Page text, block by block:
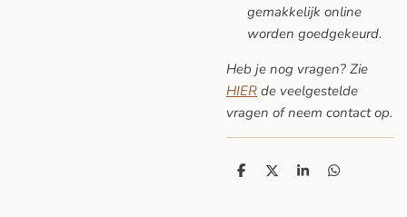
gemakkelijk online
worden goedgekeurd.
Heb je nog vragen? Zie
HIER de veelgestelde
vragen of neem contact op.
D
D
S
D